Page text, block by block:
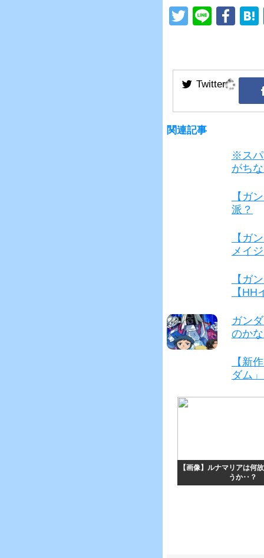
T
er
Li
F
e
b
o
k
関連記事
※スパ
がち
【ガ
派？
【ガ
メイ
【ガ
【
ガン
のか
【新
ダム
【画像】ルナマリアは何
うか‥？